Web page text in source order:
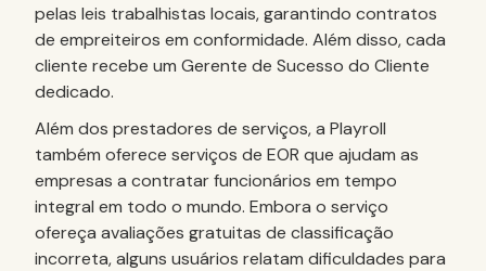
pelas leis trabalhistas locais, garantindo contratos
de empreiteiros em conformidade. Além disso, cada
cliente recebe um Gerente de Sucesso do Cliente
dedicado.
Além dos prestadores de serviços, a Playroll
também oferece serviços de EOR que ajudam as
empresas a contratar funcionários em tempo
integral em todo o mundo. Embora o serviço
ofereça avaliações gratuitas de classificação
incorreta, alguns usuários relatam dificuldades para